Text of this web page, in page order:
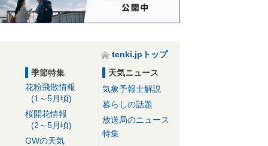
tenki.jpトップ
季節特集
花粉飛散情報
(1～5月頃)
桜開花情報
(2～5月頃)
GWの天気
天気ニュース
気象予報士解説
暮らしの話題
放送局のニュース
特集